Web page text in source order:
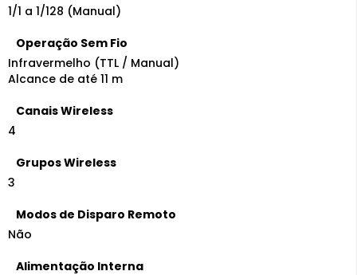
1/1 a 1/128 (Manual)
Operação Sem Fio
Infravermelho (TTL / Manual)
Alcance de até 11 m
Canais Wireless
4
Grupos Wireless
3
Modos de Disparo Remoto
Não
Alimentação Interna